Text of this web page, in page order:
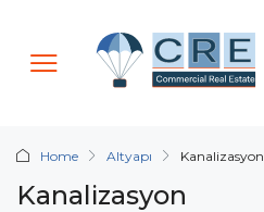
Home Altyapı Kanalizasyon
Kanalizasyon